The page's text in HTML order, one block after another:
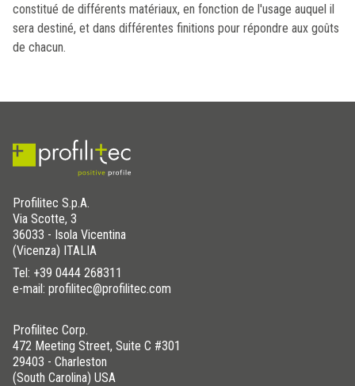
constitué de différents matériaux, en fonction de l'usage auquel il
sera destiné, et dans différentes finitions pour répondre aux goûts
de chacun.
Profilitec S.p.A.
Via Scotte, 3
36033 - Isola Vicentina
(Vicenza) ITALIA
Tel: +39 0444 268311
e-mail: profilitec@profilitec.com
Profilitec Corp.
472 Meeting Street, Suite C #301
29403 - Charleston
(South Carolina) USA